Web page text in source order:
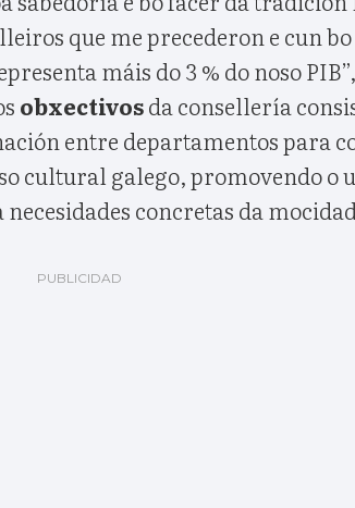
que me precederon e cun
máis do 3 % do noso
obxectivosda consellería
entre departamentos para
cultural galego, promovendo o
necesidades concretas da